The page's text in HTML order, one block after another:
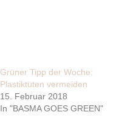
Grüner Tipp der Woche:
Plastiktüten vermeiden
15. Februar 2018
In "BASMA GOES GREEN"